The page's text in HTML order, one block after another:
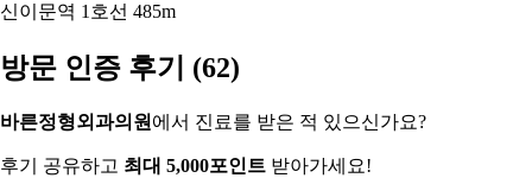
신이문역 1호선 485m
방문 인증 후기 (62)
바른정형외과의원 에서 진료를 받은 적 있으신가요?
후기 공유하고 최대 5,000포인트 받아가세요!